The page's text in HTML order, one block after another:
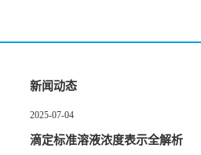
新闻动态
2025-07-04
滴定标准溶液浓度表示全解析